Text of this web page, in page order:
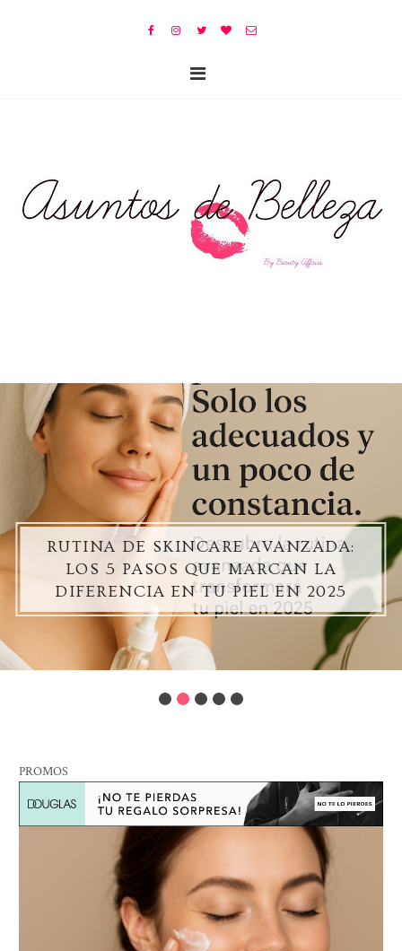
RUTINA DE SKINCARE AVANZADA:
LOS 5 PASOS QUE MARCAN LA
DIFERENCIA EN TU PIEL EN 2025
PROMOS